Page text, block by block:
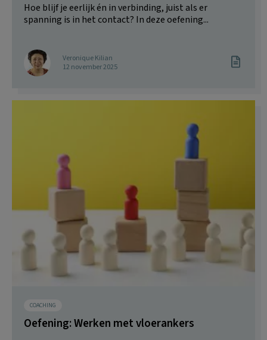
Hoe blijf je eerlijk én in verbinding, juist als er
spanning is in het contact? In deze oefening...
Veronique Kilian
12 november 2025
COACHING
Oefening: Werken met vloerankers